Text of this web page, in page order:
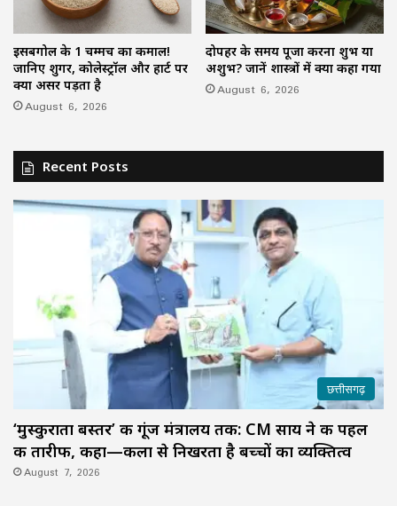
इसबगोल के 1 चम्मच का कमाल!
जानिए शुगर, कोलेस्ट्रॉल और हार्ट पर
क्या असर पड़ता है
August 6, 2026
दोपहर के समय पूजा करना शुभ या
अशुभ? जानें शास्त्रों में क्या कहा गया
August 6, 2026
Recent Posts
छत्तीसगढ़
‘मुस्कुराता बस्तर’ की गूंज मंत्रालय तक: CM साय ने की पहल
की तारीफ, कहा—कला से निखरता है बच्चों का व्यक्तित्व
August 7, 2026